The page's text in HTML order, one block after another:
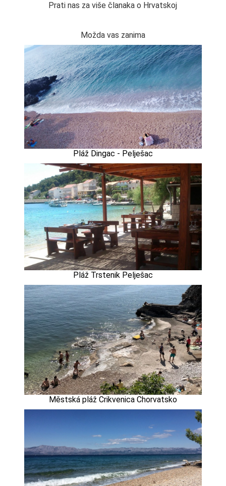
Prati nas za više članaka o Hrvatskoj
Možda vas zanima
Pláž Dingac - Pelješac
Pláž Trstenik Pelješac
Městská pláž Crikvenica Chorvatsko